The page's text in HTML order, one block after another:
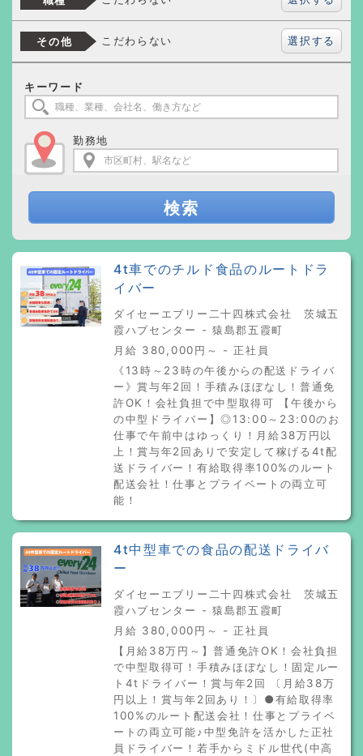
その他 こだわらない 選択する
キーワード
勤務地
検索
4t車でのチルド食品のルートドラ
イバー
ダイセーエブリー二十四株式会社 茨城五
霞ハブセンター - 猿島郡五霞町
月給 380,000円～ - 正社員
《13時～23時の午後からの配送ドライバ
ー》賞与年2回！手積みほぼなし！普通免
許OK！会社負担で中型取得可 【午後から
の中型ドライバー】◎13:00～23:00のお
仕事で午前中はゆっくり！月給38万円以
上！賞与年2回ありで安定して稼げる4t配
送ドライバー！有給取得率100%のルート
配送会社！仕事とプライベートの両立可
能！
4t中型車での食品の配送ドライバ
ー
ダイセーエブリー二十四株式会社 茨城五
霞ハブセンター - 猿島郡五霞町
月給 380,000円～ - 正社員
【月給38万円～】普通免許OK！会社負担
で中型取得可！手積みほぼなし！固定ルー
ト4tドライバー！賞与年2回 〔月給38万
円以上！賞与年2回あり！〕●有給取得率
100%のルート配送会社！仕事とプライベ
ートの両立可能♪中型免許を活かした正社
員ドライバー！若手からミドル世代(中高